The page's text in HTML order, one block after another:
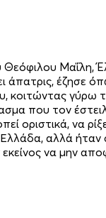
Θεόφιλου
άπατρις, έζησε
γύρω
που τον
οριστικά,
αλλά
να μην